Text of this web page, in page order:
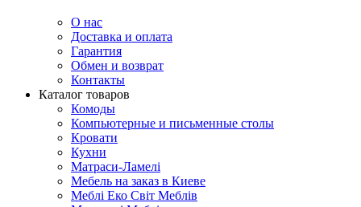
О нас
Доставка и оплата
Гарантия
Обмен и возврат
Контакты
Каталог товаров
Комоды
Компьютерные и письменные столы
Кровати
Кухни
Матраси-Ламелі
Мебель на заказ в Киеве
Меблі Еко Світ Меблів